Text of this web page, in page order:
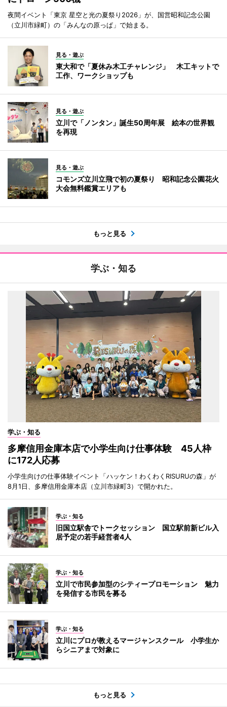
夜間イベント「東京 星空と光の夏祭り2026」が、国営昭和記念公園
（立川市緑町）の「みんなの原っぱ」で始まる。
見る・遊ぶ
東大和で「夏休み木工チャレンジ」 木工キットで
工作、ワークショップも
見る・遊ぶ
立川で「ノンタン」誕生50周年展 絵本の世界観
を再現
見る・遊ぶ
コモンズ立川立飛で初の夏祭り 昭和記念公園花火
大会無料鑑賞エリアも
もっと見る
学ぶ・知る
学ぶ・知る
多摩信用金庫本店で小学生向け仕事体験 45人枠
に172人応募
小学生向けの仕事体験イベント「ハッケン！わくわくRISURUの森」が
8月1日、多摩信用金庫本店（立川市緑町3）で開かれた。
学ぶ・知る
旧国立駅舎でトークセッション 国立駅前新ビル入
居予定の若手経営者4人
学ぶ・知る
立川で市民参加型のシティープロモーション 魅力
を発信する市民を募る
学ぶ・知る
立川にプロが教えるマージャンスクール 小学生か
らシニアまで対象に
もっと見る